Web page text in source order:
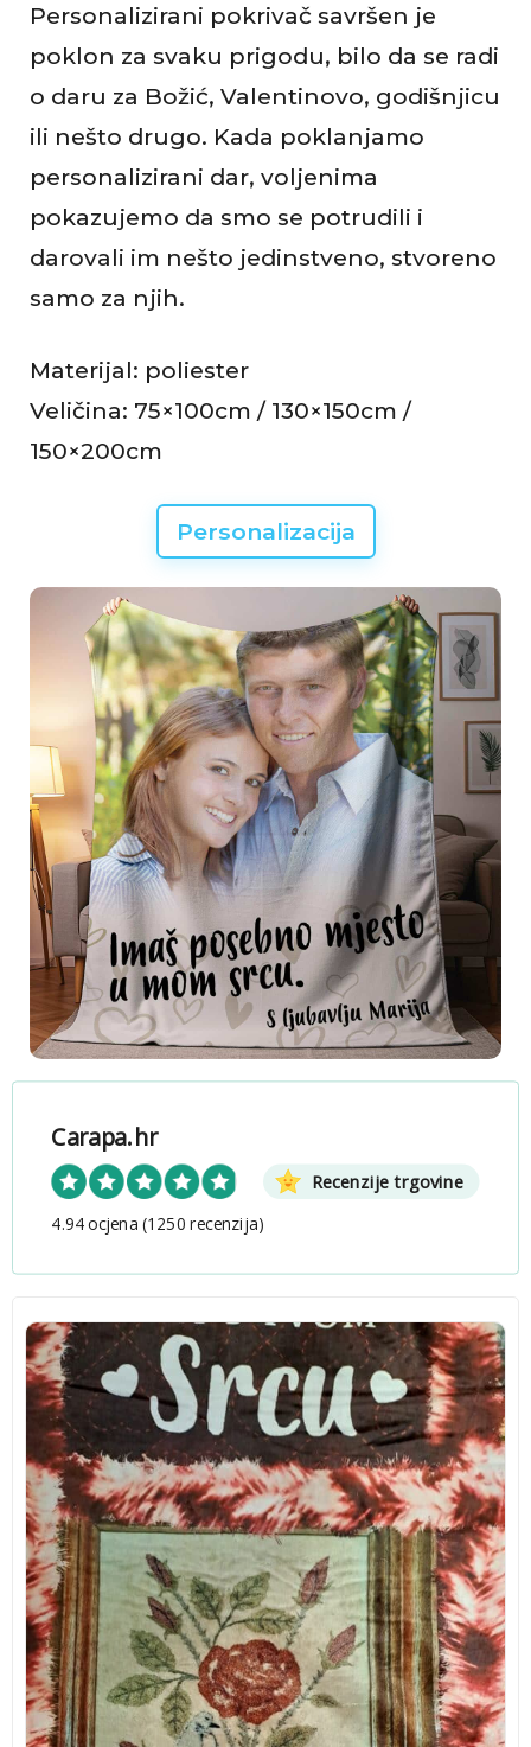
Personalizirani pokrivač savršen je
poklon za svaku prigodu, bilo da se radi
o daru za Božić, Valentinovo, godišnjicu
ili nešto drugo. Kada poklanjamo
personalizirani dar, voljenima
pokazujemo da smo se potrudili i
darovali im nešto jedinstveno, stvoreno
samo za njih.
Materijal: poliester
Veličina: 75×100cm / 130×150cm /
150×200cm
Personalizacija
Carapa.hr
Recenzije trgovine
4.94 ocjena (1250 recenzija)